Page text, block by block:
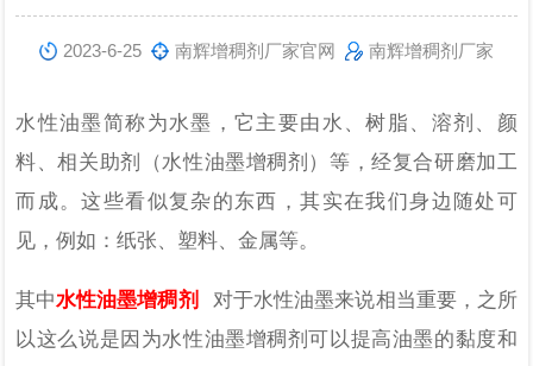
2023-6-25 南辉增稠剂厂家官网 南辉增稠剂厂家
水性油墨简称为水墨，它主要由水、树脂、溶剂、颜
料、相关助剂（水性油墨增稠剂）等，经复合研磨加工
而成。这些看似复杂的东西，其实在我们身边随处可
见，例如：纸张、塑料、金属等。
其中水性油墨增稠剂
对于水性油墨来说相当重要，之所
以这么说是因为水性油墨增稠剂可以提高油墨的黏度和